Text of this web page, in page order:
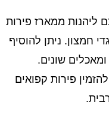
ליהנות ממארז פירות
חמצון. ניתן להוסיף
שונים.
פירות קפואים